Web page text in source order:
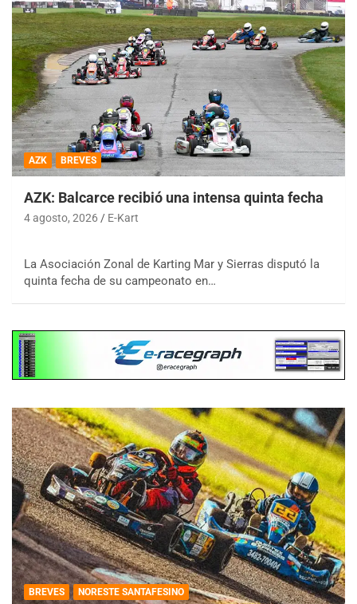
AZK BREVES
AZK: Balcarce recibió una intensa quinta fecha
4 agosto, 2026 E-Kart
La Asociación Zonal de Karting Mar y Sierras disputó la
quinta fecha de su campeonato en…
BREVES NORESTE SANTAFESINO